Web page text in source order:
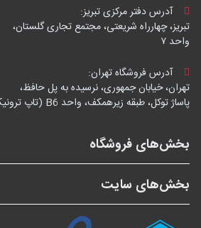
آدرس دفتر مرکزی تبریز:
تبریز، چهارراه شریعتی، مجتمع تجاری گلستان،
واحد ۷
آدرس فروشگاه تهران:
تهران، خیابان جمهوری، نرسیده به پل حافظ،
پاساژ توکل، طبقه زیرهمکف، واحد B6 (تاپ ترونیک)
بخش‌های فروشگاه
بخش‌های سایت